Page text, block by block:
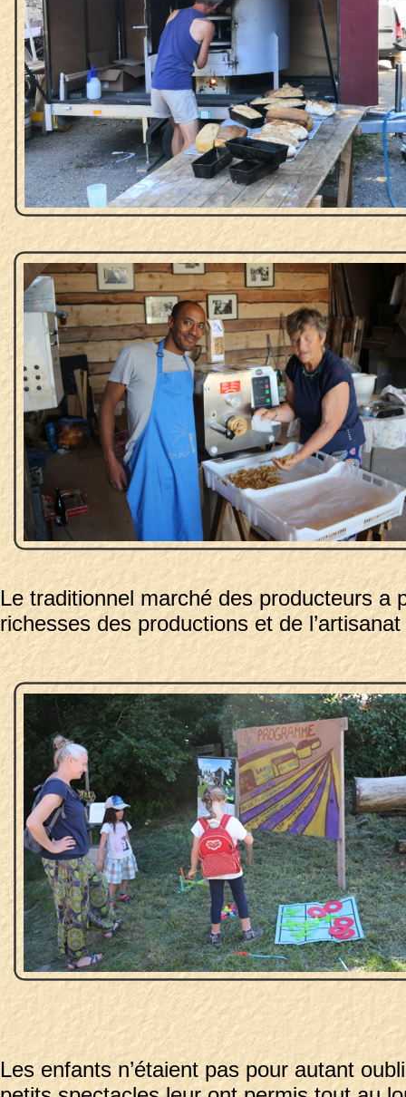
Le traditionnel marché des producteurs a
richesses des productions et de
Les enfants n’étaient pas pour autant